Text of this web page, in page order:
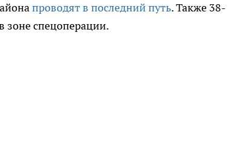
проводят в последний путь. Также 38-
зоне спецоперации.